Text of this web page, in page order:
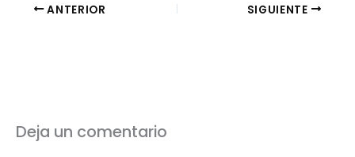
ANTERIOR SIGUIENTE
Deja un comentario